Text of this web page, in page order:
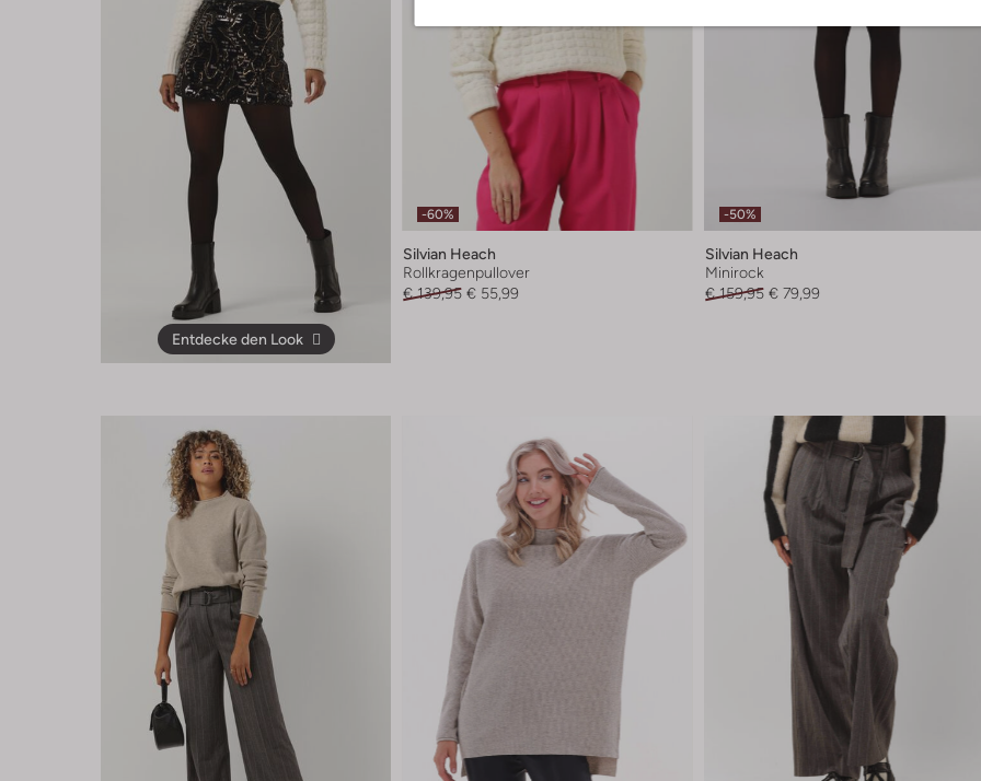
Entdecke den Look
-60%
Silvian Heach
Rollkragenpullover
€ 139,95 € 55,99
-50%
Silvian Heach
Minirock
€ 159,95 € 79,99